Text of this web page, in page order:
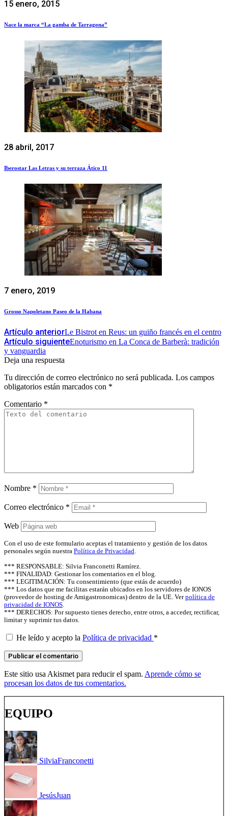
15 enero, 2015
Nace la marca “La gamba de Tarragona”
28 abril, 2017
Iberostar Las Letras y su terraza Ático 11
7 enero, 2019
Grosso Napoletano Paseo de la Habana
Artículo anteriorLe Bistrot en Reus: un guiño francés en el centro
Artículo siguienteEnoturismo en La Conca de Barberà: tradición
y vanguardia
Deja una respuesta
Tu dirección de correo electrónico no será publicada. Los campos
obligatorios están marcados con *
Comentario *
Nombre *
Correo electrónico *
Web
Con el uso de este formulario aceptas el tratamiento y gestión de los datos
personales según nuestra Política de Privacidad.
*** RESPONSABLE: Silvia Franconetti Ramírez.
*** FINALIDAD: Gestionar los comentarios en el blog.
*** LEGITIMACIÓN: Tu consentimiento (que estás de acuerdo)
*** Los datos que me facilitas estarán ubicados en los servidores de IONOS
(proveedor de hosting de Amigastronomicas) dentro de la UE. Verpolítica de
privacidad de IONOS.
*** DERECHOS: Por supuesto tienes derecho, entre otros, a acceder, rectificar,
limitar y suprimir tus datos.
He leído y acepto la Política de privacidad *
Este sitio usa Akismet para reducir el spam. Aprende cómo se
procesan los datos de tus comentarios.
EQUIPO
SilviaFranconetti
JesúsJuan